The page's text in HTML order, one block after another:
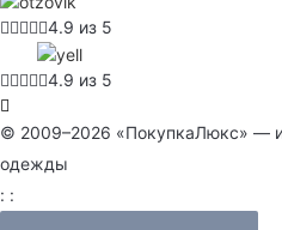
4.9 из 5
4.9 из 5
© 2009–2026 «ПокупкаЛюкс» —
одежды
: :